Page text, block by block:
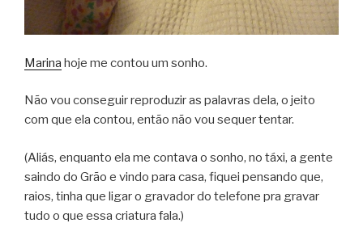
Marina hoje me contou um sonho.
Não vou conseguir reproduzir as palavras dela, o jeito
com que ela contou, então não vou sequer tentar.
(Aliás, enquanto ela me contava o sonho, no táxi, a gente
saindo do Grão e vindo para casa, fiquei pensando que,
raios, tinha que ligar o gravador do telefone pra gravar
tudo o que essa criatura fala.)